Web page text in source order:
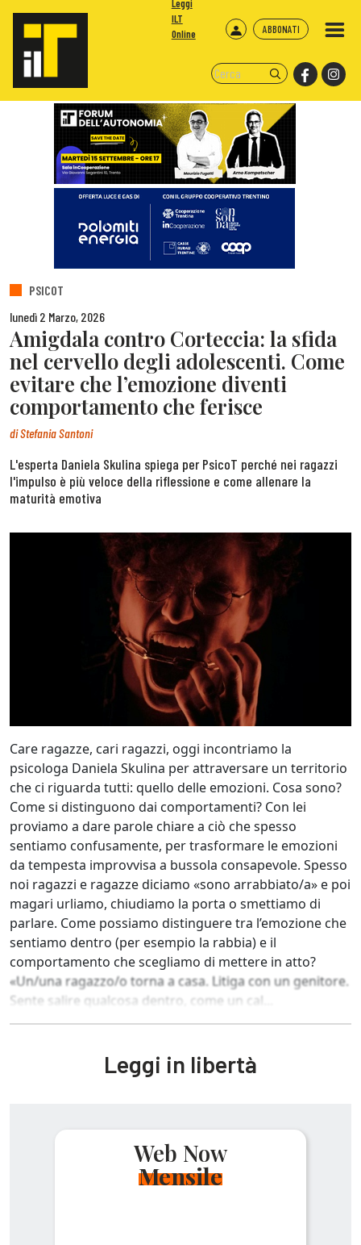
ABBONATI
Leggi
ILT
Online
PSICOT
lunedì 2 Marzo, 2026
Amigdala contro Corteccia: la sfida
nel cervello degli adolescenti. Come
evitare che l’emozione diventi
comportamento che ferisce
diStefania Santoni
L'esperta Daniela Skulina spiega per PsicoT perché nei ragazzi
l'impulso è più veloce della riflessione e come allenare la
maturità emotiva
Care ragazze, cari ragazzi, oggi incontriamo la
psicologa Daniela Skulina per attraversare un territorio
che ci riguarda tutti: quello delle emozioni. Cosa sono?
Come si distinguono dai comportamenti? Con lei
proviamo a dare parole chiare a ciò che spesso
sentiamo confusamente, per trasformare le emozioni
da tempesta improvvisa a bussola consapevole. Spesso
noi ragazzi e ragazze diciamo «sono arrabbiato/a» e poi
magari urliamo, chiudiamo la porta o smettiamo di
parlare. Come possiamo distinguere tra l’emozione che
sentiamo dentro (per esempio la rabbia) e il
comportamento che scegliamo di mettere in atto?
«Un/una ragazzo/o torna a casa. Litiga con un genitore.
Sente salire qualcosa dentro, come un cal...
Leggi in libertà
Web Now
Mensile